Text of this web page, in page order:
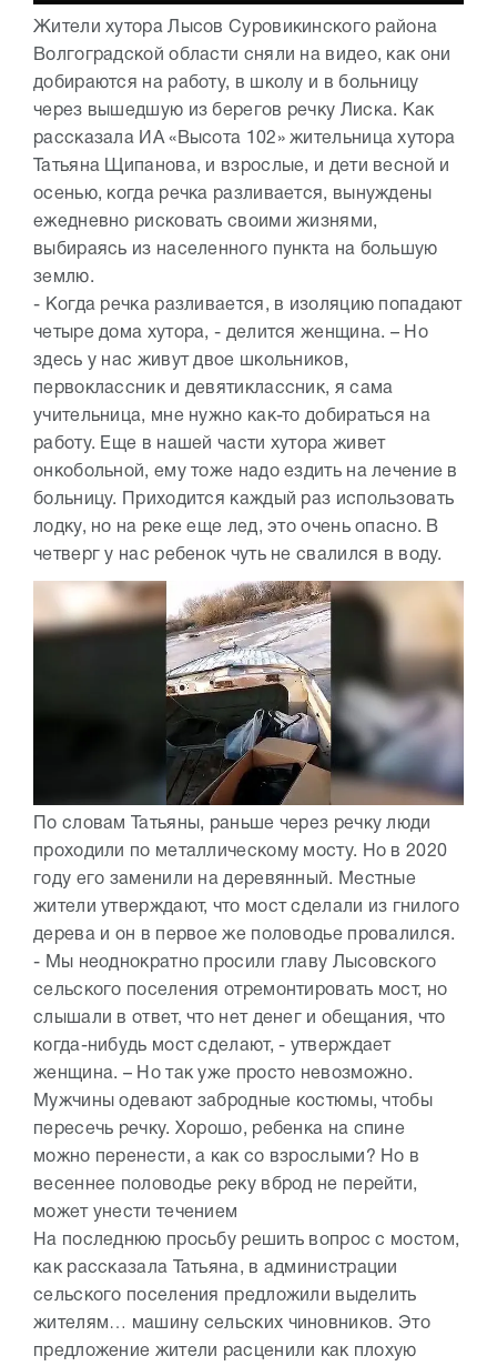
Жители хутора Лысов Суровикинского района
Волгоградской области сняли на видео, как они
добираются на работу, в школу и в больницу
через вышедшую из берегов речку Лиска. Как
рассказала ИА «Высота 102» жительница хутора
Татьяна Щипанова, и взрослые, и дети весной и
осенью, когда речка разливается, вынуждены
ежедневно рисковать своими жизнями,
выбираясь из населенного пункта на большую
землю.
- Когда речка разливается, в изоляцию попадают
четыре дома хутора, - делится женщина. – Но
здесь у нас живут двое школьников,
первоклассник и девятиклассник, я сама
учительница, мне нужно как-то добираться на
работу. Еще в нашей части хутора живет
онкобольной, ему тоже надо ездить на лечение в
больницу. Приходится каждый раз использовать
лодку, но на реке еще лед, это очень опасно. В
четверг у нас ребенок чуть не свалился в воду.
По словам Татьяны, раньше через речку люди
проходили по металлическому мосту. Но в 2020
году его заменили на деревянный. Местные
жители утверждают, что мост сделали из гнилого
дерева и он в первое же половодье провалился.
- Мы неоднократно просили главу Лысовского
сельского поселения отремонтировать мост, но
слышали в ответ, что нет денег и обещания, что
когда-нибудь мост сделают, - утверждает
женщина. – Но так уже просто невозможно.
Мужчины одевают забродные костюмы, чтобы
пересечь речку. Хорошо, ребенка на спине
можно перенести, а как со взрослыми? Но в
весеннее половодье реку вброд не перейти,
может унести течением
На последнюю просьбу решить вопрос с мостом,
как рассказала Татьяна, в администрации
сельского поселения предложили выделить
жителям… машину сельских чиновников. Это
предложение жители расценили как плохую